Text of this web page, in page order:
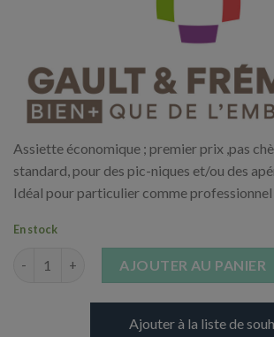
Assiette économique ; premier prix ,pas
standard, pour des pic-niques et/ou des
Idéal pour particulier comme professionnel
En stock
AJOUTER AU PANIER
Ajouter à la liste de